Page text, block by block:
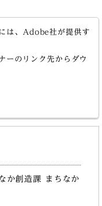
は、Adobe社が提供す
ーのリンク先からダウ
か創造課 まちなか